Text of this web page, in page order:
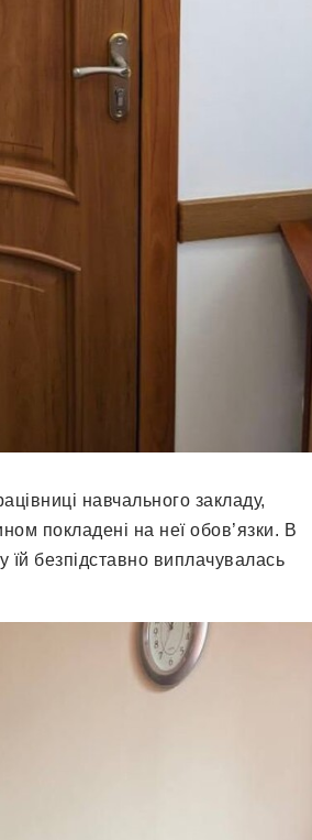
навчального закладу,
покладені на неї обов’язки. В
їй безпідставно виплачувалась